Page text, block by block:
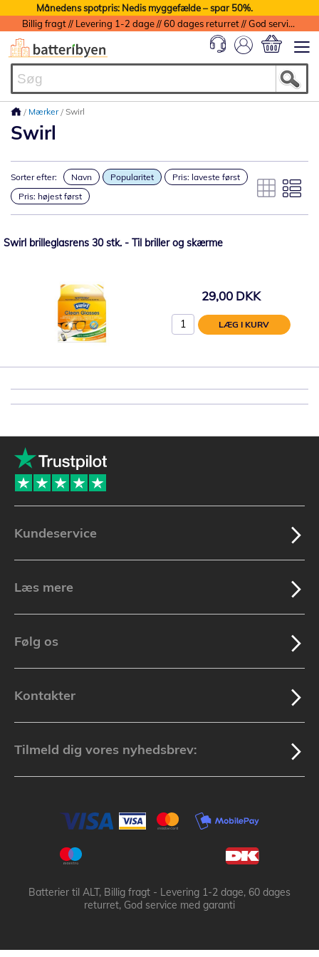
Månedens spotpris: Nedis myggefælde – spar 50%.
Billig fragt // Levering 1-2 dage // 60 dages returret // God service med garanti
Mærker Swirl
Swirl
Sorter efter: Navn Popularitet
Pris: laveste først
Pris: højest først
Swirl brilleglasrens 30 stk. - Til briller og skærme
29,00 DKK
LÆG I KURV
Kundeservice
Læs mere
Følg os
Kontakter
Tilmeld dig vores nyhedsbrev:
Batterier til ALT, Billig fragt - Levering 1-2 dage, 60 dages
returret, God service med garanti